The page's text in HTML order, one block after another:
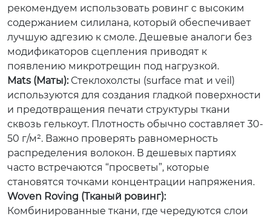
рекомендуем использовать ровинг с высоким
содержанием силилана, который обеспечивает
лучшую адгезию к смоле. Дешевые аналоги без
модификаторов сцепления приводят к
появлению микротрещин под нагрузкой.
Mats (Маты):Стеклохолсты (surface mat и veil)
используются для создания гладкой поверхности
и предотвращения печати структуры ткани
сквозь гелькоут. Плотность обычно составляет 30-
50 г/м². Важно проверять равномерность
распределения волокон. В дешевых партиях
часто встречаются “просветы”, которые
становятся точками концентрации напряжения.
Woven Roving (Тканый ровинг):
Комбинированные ткани, где чередуются слои